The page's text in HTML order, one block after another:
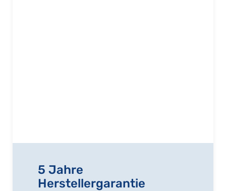
5 Jahre
Herstellergarantie